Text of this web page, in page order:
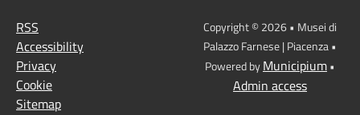
RSS
Accessibility
Privacy
Cookie
Sitemap
Copyright © 2026 • Musei di
Palazzo Farnese | Piacenza •
Powered byMunicipium•
Admin access